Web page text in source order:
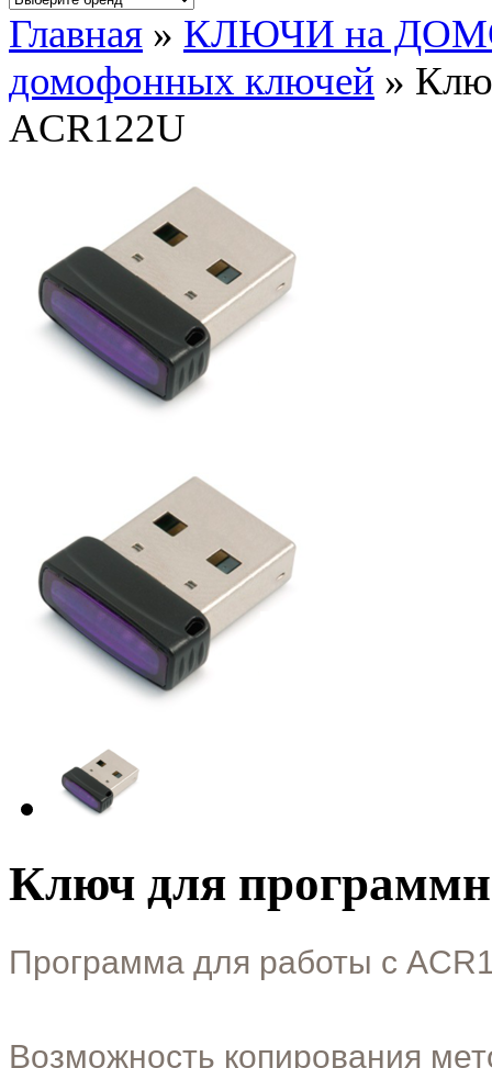
Главная » КЛЮЧИ на
домофонных ключей »
ACR122U
Ключ для
Программа для работы с
Возможность копирования